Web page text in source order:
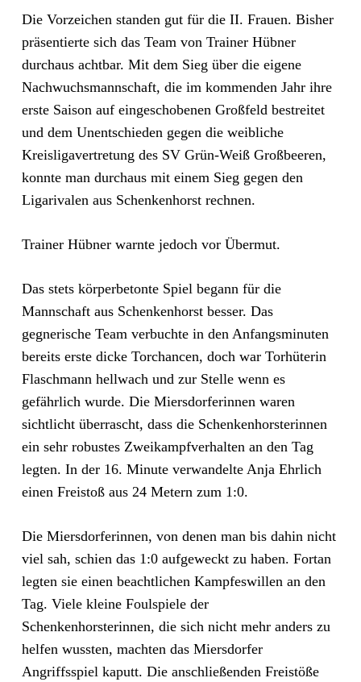
Die Vorzeichen standen gut für die II. Frauen. Bisher
präsentierte sich das Team von Trainer Hübner
durchaus achtbar. Mit dem Sieg über die eigene
Nachwuchsmannschaft, die im kommenden Jahr ihre
erste Saison auf eingeschobenen Großfeld bestreitet
und dem Unentschieden gegen die weibliche
Kreisligavertretung des SV Grün-Weiß Großbeeren,
konnte man durchaus mit einem Sieg gegen den
Ligarivalen aus Schenkenhorst rechnen.
Trainer Hübner warnte jedoch vor Übermut.
Das stets körperbetonte Spiel begann für die
Mannschaft aus Schenkenhorst besser. Das
gegnerische Team verbuchte in den Anfangsminuten
bereits erste dicke Torchancen, doch war Torhüterin
Flaschmann hellwach und zur Stelle wenn es
gefährlich wurde. Die Miersdorferinnen waren
sichtlicht überrascht, dass die Schenkenhorsterinnen
ein sehr robustes Zweikampfverhalten an den Tag
legten. In der 16. Minute verwandelte Anja Ehrlich
einen Freistoß aus 24 Metern zum 1:0.
Die Miersdorferinnen, von denen man bis dahin nicht
viel sah, schien das 1:0 aufgeweckt zu haben. Fortan
legten sie einen beachtlichen Kampfeswillen an den
Tag. Viele kleine Foulspiele der
Schenkenhorsterinnen, die sich nicht mehr anders zu
helfen wussten, machten das Miersdorfer
Angriffsspiel kaputt. Die anschließenden Freistöße